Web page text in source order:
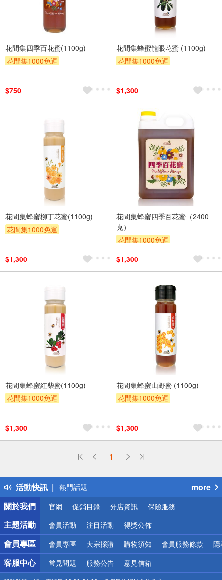
花間集四季百花蜜(1100g)
花間集1000免運
$750
花間集蜂蜜龍眼花蜜 (1100g)
花間集1000免運
$1,300
花間集蜂蜜柳丁花蜜(1100g)
花間集1000免運
$1,300
花間集蜂蜜四季百花蜜（2400
克）
花間集1000免運
$1,300
花間集蜂蜜紅柴蜜(1100g)
花間集1000免運
$1,300
花間集蜂蜜山野蜜 (1100g)
花間集1000免運
$1,300
1
活動快訊
偏遠地區配送
得獎公告
熱門話題
銀行優惠
偏遠地區配送
詐騙網頁！請小心！
more
關於我們
官網 促銷目錄 分店資訊 保險服務
主題活動 會員活動 注目活動 得獎公佈
會員專區 會員專區 大宗採購 購物須知 會員服務條款 隱
客服中心 常見問題 服務公告 意見信箱